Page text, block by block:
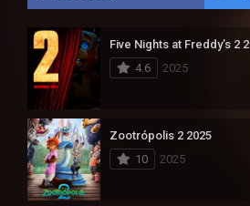
Five Nights at Freddy’s 2
4.6
2025
Zootrópolis 2 2025
10
2025